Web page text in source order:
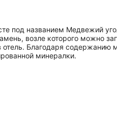
под названием Медвежий
возле которого можно
отель. Благодаря
минералки.